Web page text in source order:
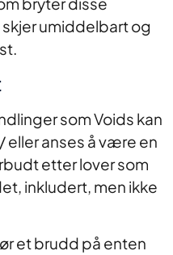
umiddelbart og
som Voids kan
eller anses å være en
etter lover som
inkludert, men ikke
et brudd på enten